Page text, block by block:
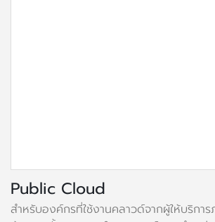
Public Cloud
สำหรับองค์กรที่ใช้งานคลาวด์จากผู้ให้บริกา